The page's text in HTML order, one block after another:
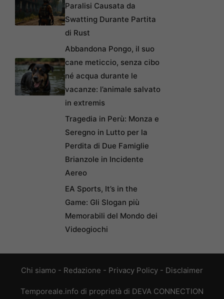
Paralisi Causata da
Swatting Durante Partita
di Rust
Abbandona Pongo, il suo
cane meticcio, senza cibo
né acqua durante le
vacanze: l’animale salvato
in extremis
Tragedia in Perù: Monza e
Seregno in Lutto per la
Perdita di Due Famiglie
Brianzole in Incidente
Aereo
EA Sports, It’s in the
Game: Gli Slogan più
Memorabili del Mondo dei
Videogiochi
Chi siamo - Redazione - Privacy Policy - Disclaimer
Temporeale.info di proprietà di DEVA CONNECTION